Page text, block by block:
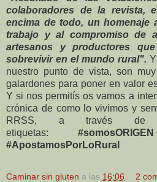
colaboradores de la revista,
encima de todo, un homenaje
trabajo y al compromiso de
artesanos y productores
sobrevivir en el mundo rural".
nuestro punto de vista, son
galardones para poner en valor
Y si nos permitís os vamos a
crónica de como lo vivimos y
RRSS, a través de
etiquetas: #somosORIGEN
#ApostamosPorLoRural
Caminar sin gluten a las 16:06 2